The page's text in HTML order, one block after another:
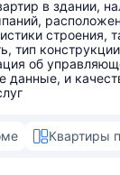
в здании,
строения,
тип
об
данные, и
Квартиры